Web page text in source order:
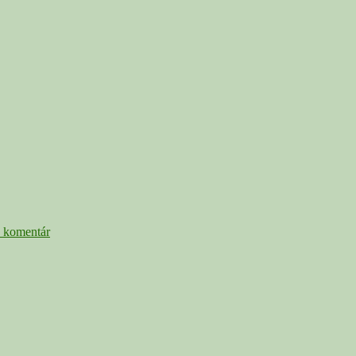
komentár